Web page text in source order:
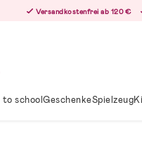
Versandkostenfrei ab 120 €
to schoolGeschenkeSpielzeug